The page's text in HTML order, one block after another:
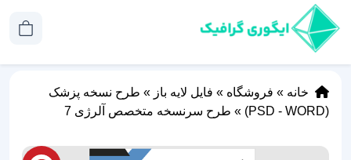
خانه » فروشگاه » فایل لایه باز » طرح نسخه پزشک
(PSD - WORD)
» طرح سرنسخه متخصص آلرژی 7